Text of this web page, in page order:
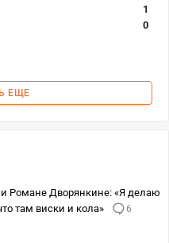
1
0
ЕЩЕ
Романе Дворянкине: «Я делаю
там виски и кола»
6